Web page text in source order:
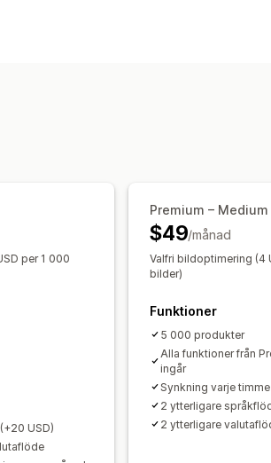
Produktsynkronisering
Schemalagd synkronisering
Flödesoptimering Multi-format
per 1 000
USD)
Premium – Medium
$49/månad
Valfri bildoptimering (4
bilder)
Funktioner
5 000 produkter
Alla funktioner från
ingår
Synkning varje
2 ytterligare
2 ytterligare